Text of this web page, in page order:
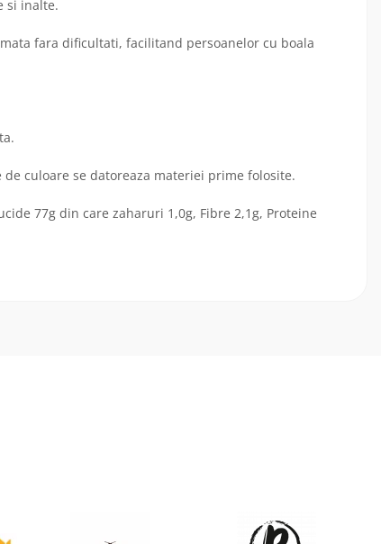
si inalte.
fara dificultati, facilitand persoanelor cu boala
culoare se datoreaza materiei prime folosite.
77g din care zaharuri 1,0g, Fibre 2,1g, Proteine